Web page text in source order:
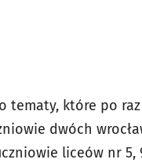
tematy, które po
dwóch
liceów nr 5,